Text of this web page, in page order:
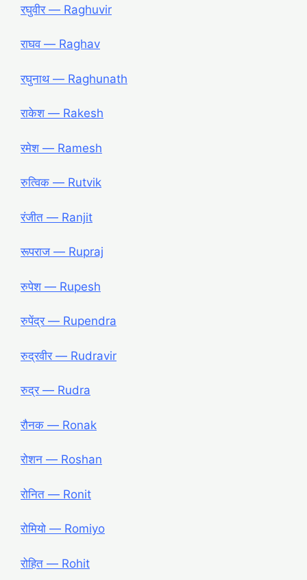
रघुवीर ― Raghuvir
राघव ― Raghav
रघुनाथ ― Raghunath
राकेश ― Rakesh
रमेश ― Ramesh
रुत्विक ― Rutvik
रंजीत ― Ranjit
रूपराज ― Rupraj
रुपेश ― Rupesh
रुपेंद्र ― Rupendra
रुद्रवीर ― Rudravir
रुद्र ― Rudra
रौनक ― Ronak
रोशन ― Roshan
रोनित ― Ronit
रोमियो ― Romiyo
रोहित ― Rohit